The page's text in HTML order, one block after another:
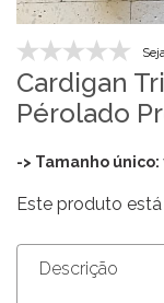
Cardigan
Pérolado
-> Tamanho único:
Este produto
Descrição